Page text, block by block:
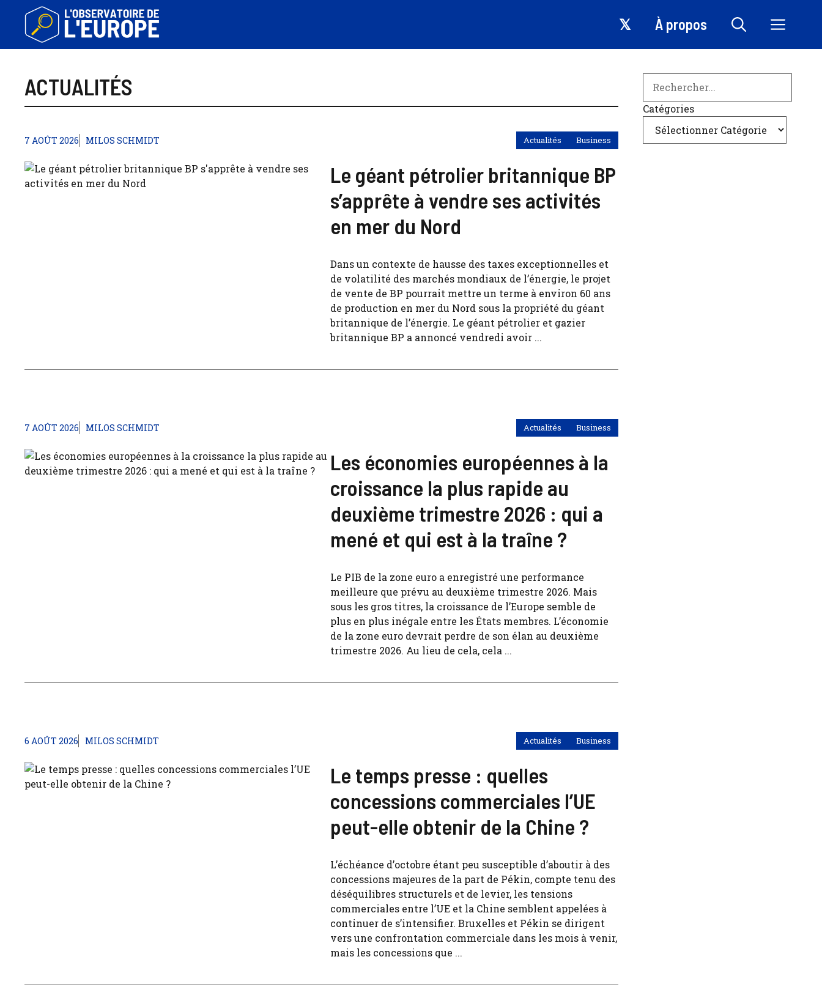
contenu
𝕏 À propos
ACTUALITÉS
7 AOÛT 2026 MILOS SCHMIDT Actualités Business
Le géant pétrolier britannique BP
s’apprête à vendre ses activités
en mer du Nord
Dans un contexte de hausse des taxes exceptionnelles et
de volatilité des marchés mondiaux de l’énergie, le projet
de vente de BP pourrait mettre un terme à environ 60 ans
de production en mer du Nord sous la propriété du géant
britannique de l’énergie. Le géant pétrolier et gazier
britannique BP a annoncé vendredi avoir ...
7 AOÛT 2026 MILOS SCHMIDT Actualités Business
Les économies européennes à la
croissance la plus rapide au
deuxième trimestre 2026 : qui a
mené et qui est à la traîne ?
Le PIB de la zone euro a enregistré une performance
meilleure que prévu au deuxième trimestre 2026. Mais
sous les gros titres, la croissance de l’Europe semble de
plus en plus inégale entre les États membres. L’économie
de la zone euro devrait perdre de son élan au deuxième
trimestre 2026. Au lieu de cela, cela ...
6 AOÛT 2026 MILOS SCHMIDT Actualités Business
Le temps presse : quelles
concessions commerciales l’UE
peut-elle obtenir de la Chine ?
L’échéance d’octobre étant peu susceptible d’aboutir à des
concessions majeures de la part de Pékin, compte tenu des
déséquilibres structurels et de levier, les tensions
commerciales entre l’UE et la Chine semblent appelées à
continuer de s’intensifier. Bruxelles et Pékin se dirigent
vers une confrontation commerciale dans les mois à venir,
mais les concessions que ...
Catégories